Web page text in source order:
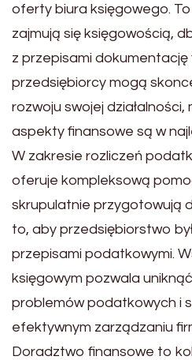
oferty biura księgowego.
zajmują się księgowością,
z przepisami dokumentację
przedsiębiorcy mogą
rozwoju swojej
aspekty finansowe są w
W zakresie rozliczeń
oferuje kompleksową
skrupulatnie przygotowują
to, aby przedsiębiorstwo
przepisami podatkowymi.
księgowym pozwala
problemów podatkowych i
efektywnym zarządzaniu
Doradztwo finansowe to